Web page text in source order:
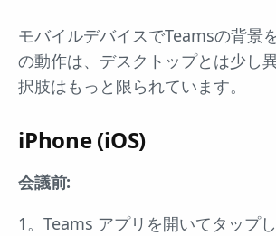
モバイルデバイスでTeamsの背景
の動作は、デスクトップとは少し
択肢はもっと限られています。
iPhone (iOS)
会議前:
1。Teams アプリを開いてタップ